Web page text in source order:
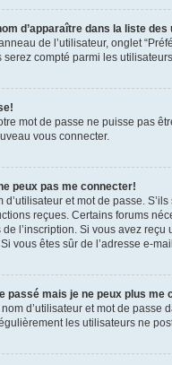
d’apparaître dans la liste
de l’utilisateur, onglet
compté parmi les
mot de passe ne puisse pas
vous connecter.
peux pas me connecter!
d’utilisateur et mot de passe.
reçues. Certains forums
l’inscription. Si vous avez
vous êtes sûr de l’adresse e-
passé mais je ne peux plus me
d’utilisateur et mot de passe
les utilisateurs ne